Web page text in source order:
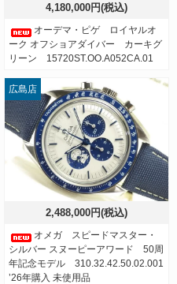
4,180,000円(税込)
オーデマ・ピゲ ロイヤルオ
ーク オフショアダイバー カーキグ
リーン 15720ST.OO.A052CA.01
2,488,000円(税込)
オメガ スピードマスター・
シルバー スヌーピーアワード 50周
年記念モデル 310.32.42.50.02.001
’26年購入 未使用品
広島店